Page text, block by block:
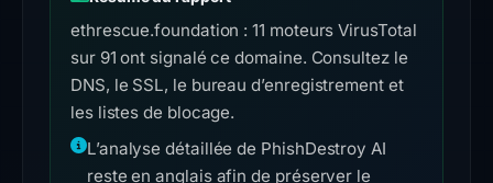
ethrescue.foundation : 11 moteurs VirusTotal
sur 91 ont signalé ce domaine. Consultez le
DNS, le SSL, le bureau d’enregistrement et
les listes de blocage.
L’analyse détaillée de PhishDestroy AI
reste en anglais afin de préserver le